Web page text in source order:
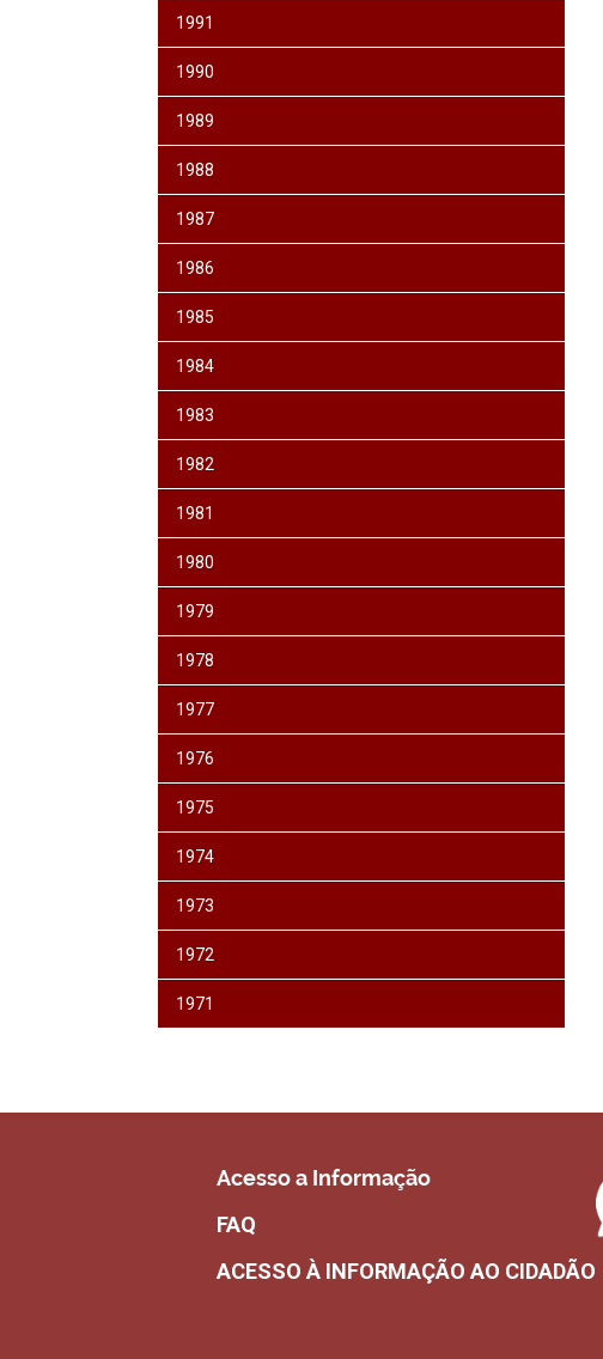
1991
1990
1989
1988
1987
1986
1985
1984
1983
1982
1981
1980
1979
1978
1977
1976
1975
1974
1973
1972
1971
Acesso a Informação
FAQ
ACESSO À INFORMAÇÃO AO CIDADÃO